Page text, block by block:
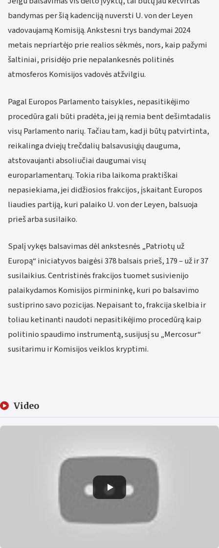
bandymas per šią kadenciją nuversti U. von der Leyen
vadovaujamą Komisiją. Ankstesni trys bandymai 2024
metais nepriartėjo prie realios sėkmės, nors, kaip pažymi
šaltiniai, prisidėjo prie nepalankesnės politinės
atmosferos Komisijos vadovės atžvilgiu.
Pagal Europos Parlamento taisykles, nepasitikėjimo
procedūra gali būti pradėta, jei ją remia bent dešimtadalis
visų Parlamento narių. Tačiau tam, kad ji būtų patvirtinta,
reikalinga dviejų trečdalių balsavusiųjų dauguma,
atstovaujanti absoliučiai daugumai visų
europarlamentarų. Tokia riba laikoma praktiškai
nepasiekiama, jei didžiosios frakcijos, įskaitant Europos
liaudies partiją, kuri palaiko U. von der Leyen, balsuoja
prieš arba susilaiko.
Spalį vykęs balsavimas dėl ankstesnės „Patriotų už
Europą“ iniciatyvos baigėsi 378 balsais prieš, 179 – už ir 37
susilaikius. Centristinės frakcijos tuomet susivienijo
palaikydamos Komisijos pirmininkę, kuri po balsavimo
sustiprino savo pozicijas. Nepaisant to, frakcija skelbia ir
toliau ketinanti naudoti nepasitikėjimo procedūrą kaip
politinio spaudimo instrumentą, susijusį su „Mercosur“
susitarimu ir Komisijos veiklos kryptimi.
Video